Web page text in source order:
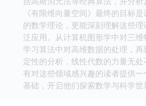
《有限维向量空间》最终的目标
的数学理论，更能深刻理解这些
泛应用。从计算机图形学中对三
学习算法中对高维数据的处理，
定性的分析，线性代数的力量无
有对这些领域感兴趣的读者提供
基础，开启他们探索数学与科学世